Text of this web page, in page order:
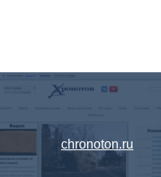
chronoton.ru